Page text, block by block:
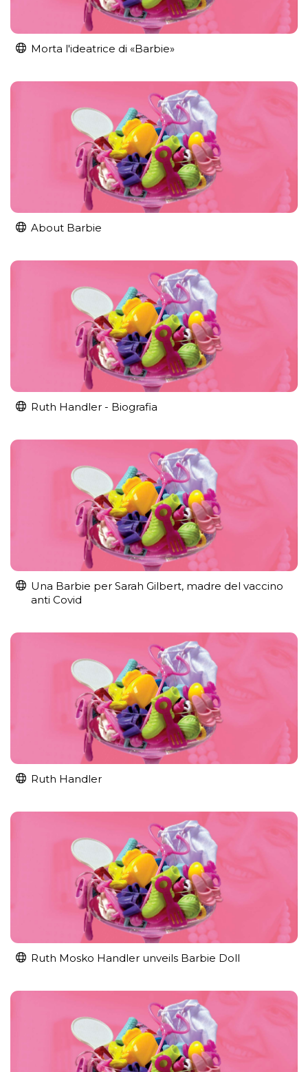
Morta l'ideatrice di «Barbie»
About Barbie
Ruth Handler - Biografia
Una Barbie per Sarah Gilbert, madre del vaccino
anti Covid
Ruth Handler
Ruth Mosko Handler unveils Barbie Doll